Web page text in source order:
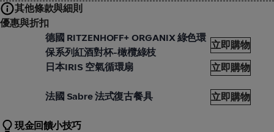
其他條款與細則
優惠與折扣
德國 RITZENHOFF+ ORGANIX 綠色環
保系列紅酒對杯-橄欖綠枝
立即購物
日本IRIS 空氣循環扇 立即購物
法國 Sabre 法式復古餐具 立即購物
Wuz
現金回饋小技巧